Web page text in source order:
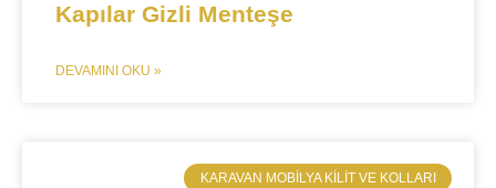
Kapılar Gizli Menteşe
DEVAMINI OKU »
​KARAVAN MOBILYA KILIT VE KOLLARI